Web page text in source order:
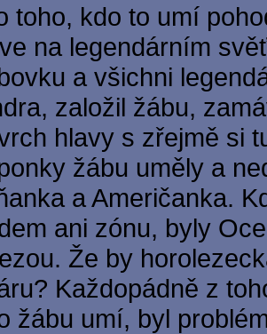
toho, kdo to umí
na legendárním
a všichni
založil žábu,
hlavy s zřejmě si
žábu uměly a
a Američanka.
ani zónu, byly
Že by
Každopádně z
žábu umí, byl